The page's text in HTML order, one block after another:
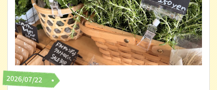
2026/07/22